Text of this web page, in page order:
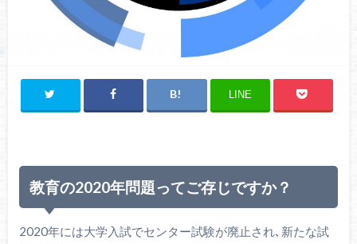
LINE
教育の2020年問題ってご存じですか？
2020年には大学入試でセンター試験が廃止され､新たな試